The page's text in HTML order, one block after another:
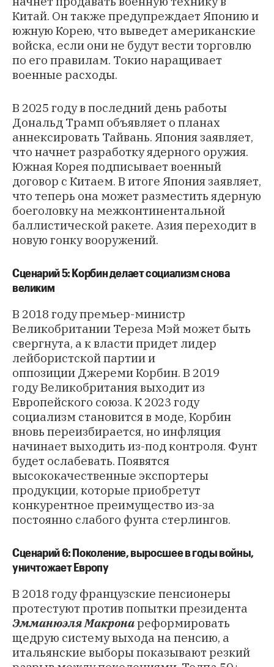
Китай. Он также предупреждает Японию и
южную Корею, что выведет американские
войска, если они не будут вести торговлю
по его правилам. Токио наращивает
военные расходы.
В 2025 году в последний день работы
Дональд Трамп объявляет о планах
аннексировать Тайвань. Япония заявляет,
что начнет разработку ядерного оружия.
Южная Корея подписывает военный
договор с Китаем. В итоге Япония заявляет,
что теперь она может разместить ядерную
боеголовку на межконтинентальной
баллистической ракете. Азия переходит в
новую гонку вооружений.
Сценарий 5: Корбин делает социализм снова
великим
В 2018 году премьер-министр
Великобритании Тереза ​​Мэй может быть
свергнута, а к власти придет лидер
лейбористской партии и
оппозиции Джереми Корбин. В 2019
году Великобритания выходит из
Европейского союза. К 2023 году
социализм становится в моде, Корбин
вновь переизбирается, но инфляция
начинает выходить из-под контроля. Фунт
будет ослабевать. Появятся
высококачественные экспортеры
продукции, которые приобретут
конкурентное преимущество из-за
постоянно слабого фунта стерлингов.
Сценарий 6: Поколение, выросшее в годы войны,
уничтожает Европу
В 2018 году французские пенсионеры
протестуют против попытки президента
Эмманюэля Макронареформировать
щедрую систему выхода на пенсию, а
итальянские выборы показывают резкий